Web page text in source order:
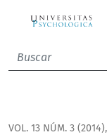
Rol del apoyo
VOL. 13 NÚM. 3 (2014),